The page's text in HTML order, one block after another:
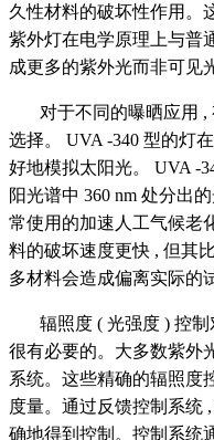
久性材料的破坏性作用。
紫外灯在电学原理上与普
成更多的紫外光而非可见
对于不同的曝晒应用 ,
选择。 UVA -340 型的灯
好地模拟太阳光。 UVA -
阳光谱中 360 nm 处分出
常使用的加速人工气候老
料的破坏速度更快 , 但其
多材料会造成偏离实际的
辐照度 ( 光强度 ) 控制
很有必要的。大多数紫外
系统。这些精确的辐照度
度量。通过反馈控制系统
确地得到控制。控制系统